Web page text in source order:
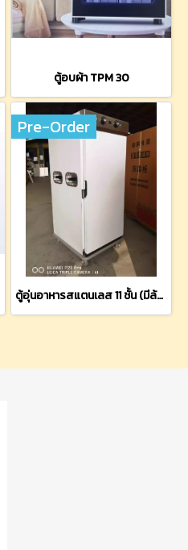
ตู้อบผ้า TPM 30
Pre-Order
ตู้อุ่นอาหารสแตนเลส 11 ชั้น (มีล้อเข็นเคลื่อนที่ได้)